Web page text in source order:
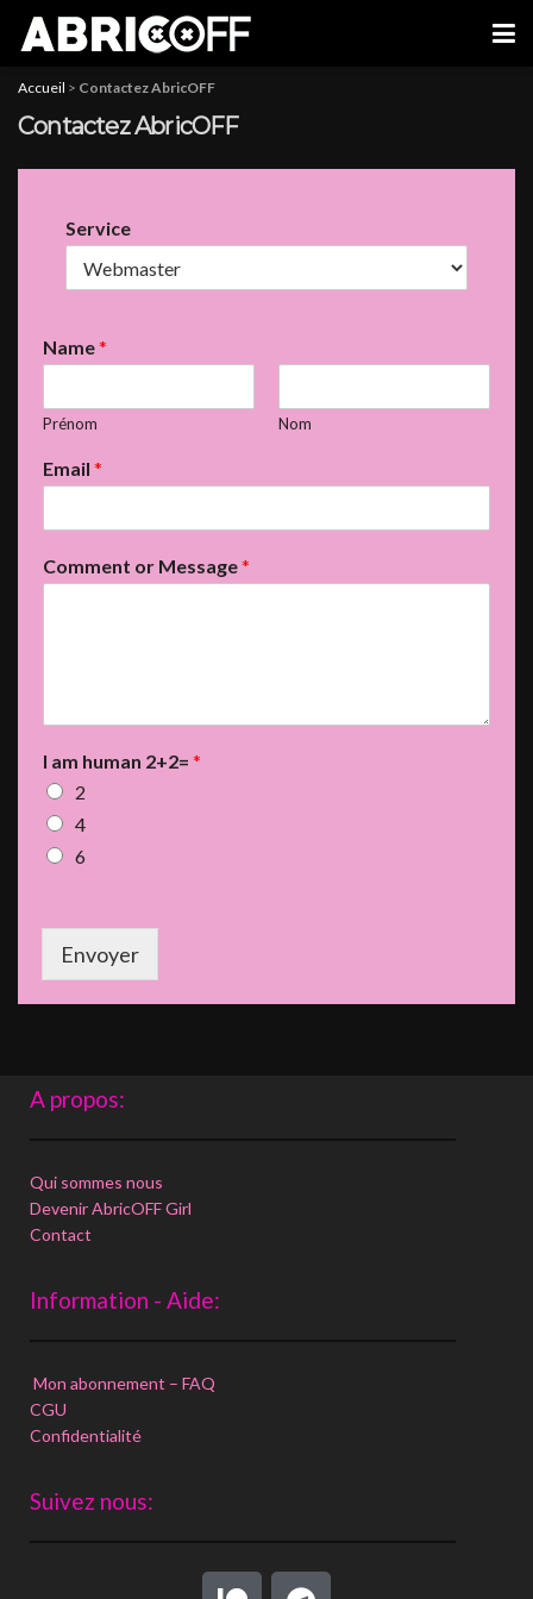
Accueil > Contactez AbricOFF
Contactez AbricOFF
Service
Name*
Prénom Nom
Email *
Comment or Message*
I am human 2+2= *
2
4
6
Envoyer
A propos:
Qui sommes nous
Devenir AbricOFF Girl
Contact
Information - Aide:
Mon abonnement – FAQ
CGU
Confidentialité
Suivez nous: